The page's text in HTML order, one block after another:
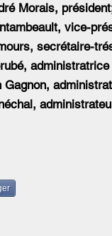
Morais,
vice-
secrétaire-
administratrice
Gagnon,